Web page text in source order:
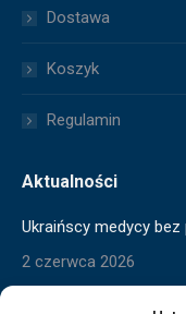
windowwindow
Dostawa
Koszyk
Regulamin
Aktualności
Ukraińscy medycy
2 czerwca 2026
Skrócony czas pracy w